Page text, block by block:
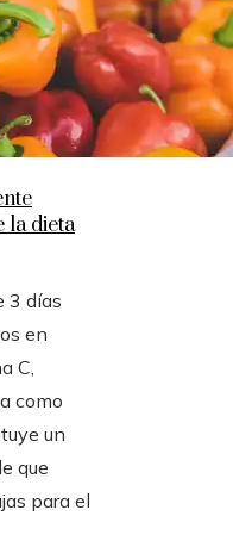
la dieta
3 días
en
C,
como
un
que
para el